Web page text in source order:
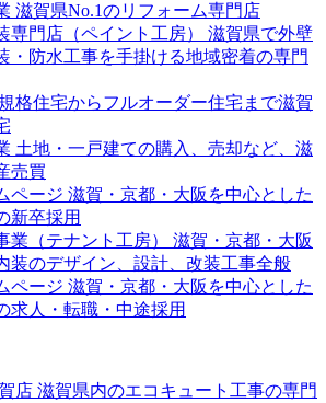
滋賀県No.1のリフォーム専門店
専門店（ペイント工房）
滋賀県で外壁
・防水工事を手掛ける地域密着の専門
規格住宅からフルオーダー住宅まで滋賀
土地・一戸建ての購入、売却など、滋
売買
ページ 滋賀・京都・大阪を中心とした
新卒採用
業（テナント工房）
滋賀・京都・大阪
装のデザイン、設計、改装工事全般
ページ 滋賀・京都・大阪を中心とした
求人・転職・中途採用
店 滋賀県内のエコキュート工事の専門